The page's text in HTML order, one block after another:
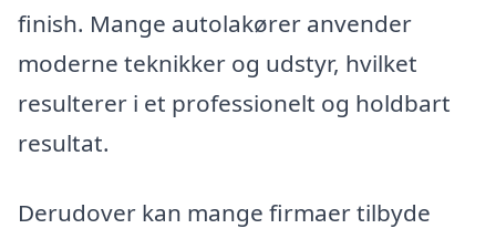
finish. Mange autolakører anvender
moderne teknikker og udstyr, hvilket
resulterer i et professionelt og holdbart
resultat.
Derudover kan mange firmaer tilbyde